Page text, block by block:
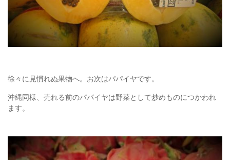
徐々に見慣れぬ果物へ。お次はパパイヤです。
沖縄同様、売れる前のパパイヤは野菜として炒めものにつかわれ
ます。